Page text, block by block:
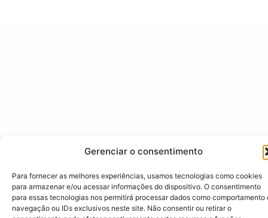
Gerenciar o consentimento
Para fornecer as melhores experiências, usamos tecnologias como cookies
para armazenar e/ou acessar informações do dispositivo. O consentimento
para essas tecnologias nos permitirá processar dados como comportamento
navegação ou IDs exclusivos neste site. Não consentir ou retirar o